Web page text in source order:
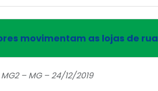
movimentam as lojas de rua
– MG – 24/12/2019